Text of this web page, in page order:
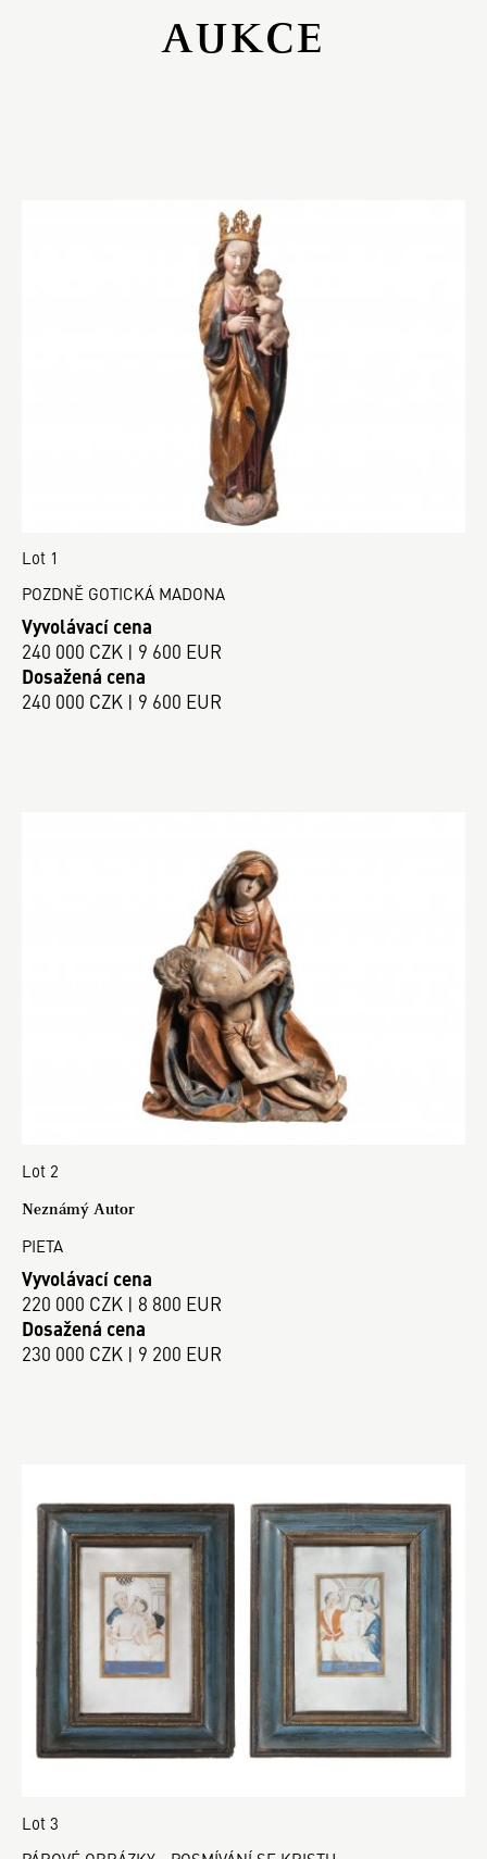
AUKCE
Lot 1
POZDNĚ GOTICKÁ MADONA
Vyvolávací cena
240 000 CZK | 9 600 EUR
Dosažená cena
240 000 CZK | 9 600 EUR
Lot 2
Neznámý Autor
PIETA
Vyvolávací cena
220 000 CZK | 8 800 EUR
Dosažená cena
230 000 CZK | 9 200 EUR
Lot 3